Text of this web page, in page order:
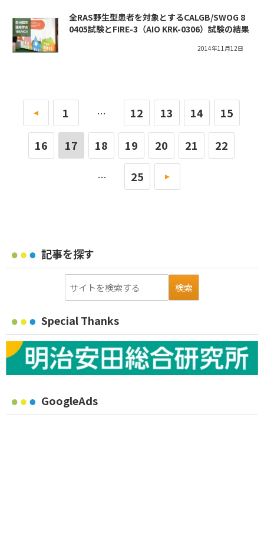
全RAS野生型患者を対象とするCALGB/SWOG 8
0405試験とFIRE-3（AIO KRK-0306）試験の結果
2014年11月12日
« 1 … 12 13 14 15
16 17 18 19 20 21 22
… 25 »
記事を探す
Special Thanks
GoogleAds